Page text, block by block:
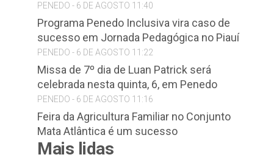
PENEDO - 6 DE AGOSTO 11:40
Programa Penedo Inclusiva vira caso de
sucesso em Jornada Pedagógica no Piauí
PENEDO - 6 DE AGOSTO 11:22
Missa de 7º dia de Luan Patrick será
celebrada nesta quinta, 6, em Penedo
PENEDO - 6 DE AGOSTO 11:16
Feira da Agricultura Familiar no Conjunto
Mata Atlântica é um sucesso
Mais lidas